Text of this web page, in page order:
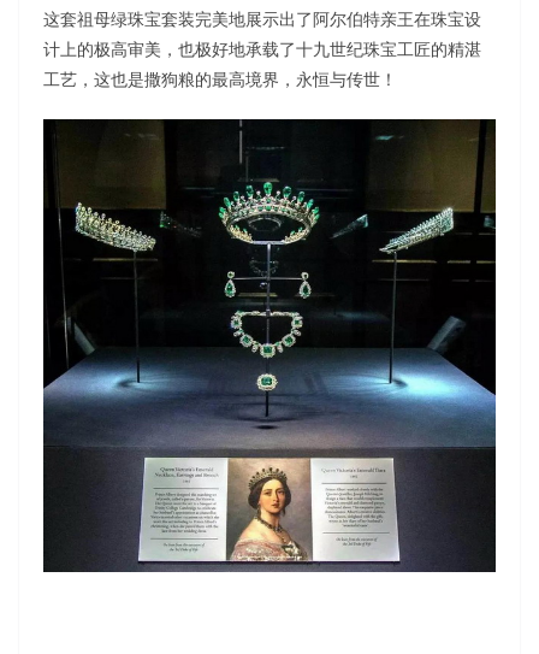
这套祖母绿珠宝套装完美地展示出了阿尔伯特亲王在珠宝设
计上的极高审美，也极好地承载了十九世纪珠宝工匠的精湛
工艺，这也是撒狗粮的最高境界，永恒与传世！